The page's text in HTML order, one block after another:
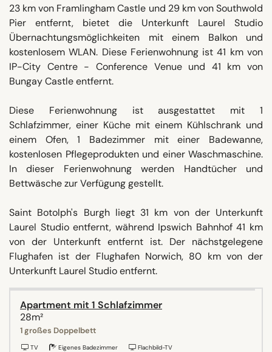
23 km von Framlingham Castle und 29 km von Southwold
Pier entfernt, bietet die Unterkunft Laurel Studio
Übernachtungsmöglichkeiten mit einem Balkon und
kostenlosem WLAN. Diese Ferienwohnung ist 41 km von
IP-City Centre - Conference Venue und 41 km von
Bungay Castle entfernt.
Diese Ferienwohnung ist ausgestattet mit 1
Schlafzimmer, einer Küche mit einem Kühlschrank und
einem Ofen, 1 Badezimmer mit einer Badewanne,
kostenlosen Pflegeprodukten und einer Waschmaschine.
In dieser Ferienwohnung werden Handtücher und
Bettwäsche zur Verfügung gestellt.
Saint Botolph's Burgh liegt 31 km von der Unterkunft
Laurel Studio entfernt, während Ipswich Bahnhof 41 km
von der Unterkunft entfernt ist. Der nächstgelegene
Flughafen ist der Flughafen Norwich, 80 km von der
Unterkunft Laurel Studio entfernt.
Apartment mit 1 Schlafzimmer
28m²
1 großes Doppelbett
TV Eigenes Badezimmer Flachbild-TV